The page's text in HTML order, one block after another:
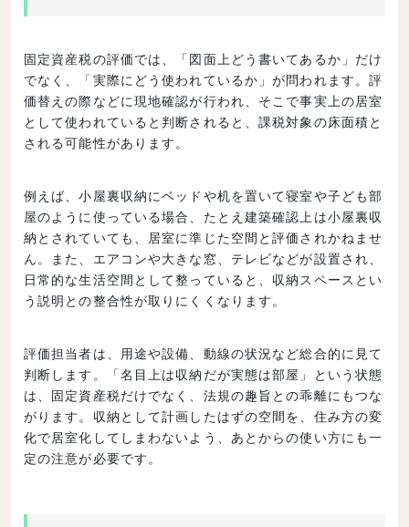
固定資産税の評価では、「図面上どう書いてあるか」だけ
でなく、「実際にどう使われているか」が問われます。評
価替えの際などに現地確認が行われ、そこで事実上の居室
として使われていると判断されると、課税対象の床面積と
される可能性があります。
例えば、小屋裏収納にベッドや机を置いて寝室や子ども部
屋のように使っている場合、たとえ建築確認上は小屋裏収
納とされていても、居室に準じた空間と評価されかねませ
ん。また、エアコンや大きな窓、テレビなどが設置され、
日常的な生活空間として整っていると、収納スペースとい
う説明との整合性が取りにくくなります。
評価担当者は、用途や設備、動線の状況など総合的に見て
判断します。「名目上は収納だが実態は部屋」という状態
は、固定資産税だけでなく、法規の趣旨との乖離にもつな
がります。収納として計画したはずの空間を、住み方の変
化で居室化してしまわないよう、あとからの使い方にも一
定の注意が必要です。